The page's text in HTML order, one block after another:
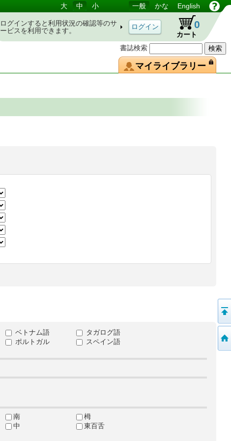
書誌検索
大 中 小 一般 かな English
ログインすると利用状況の確認等のサ
ービスを利用できます。
カート
0
マイライブラリー
ベトナム語
タガログ語
ポルトガル
スペイン語
南
栂
中
東百舌